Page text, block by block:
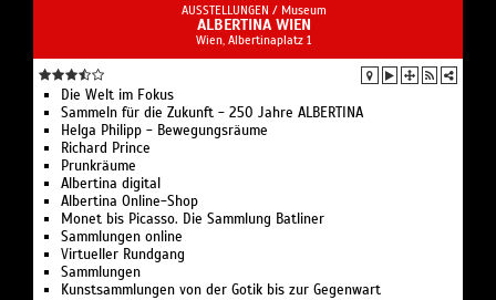
AUSSTELLUNGEN / Museum
ALBERTINA WIEN
Wien, Albertinaplatz 1
Die Welt im Fokus
Sammeln für die Zukunft - 250 Jahre ALBERTINA
Helga Philipp - Bewegungsräume
Richard Prince
Prunkräume
Albertina digital
Albertina Online-Shop
Monet bis Picasso. Die Sammlung Batliner
Sammlungen online
Virtueller Rundgang
Sammlungen
Kunstsammlungen von der Gotik bis zur Gegenwart